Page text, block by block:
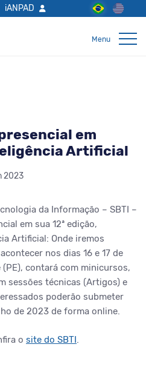
iANPAD
em
Artificial
2023
da Informação – SBTI –
em sua 12ª edição,
Artificial: Onde iremos
nos dias 16 e 17 de
contará com minicursos,
sessões técnicas (Artigos) e
poderão submeter
de 2023 de forma online.
o site do SBTI.